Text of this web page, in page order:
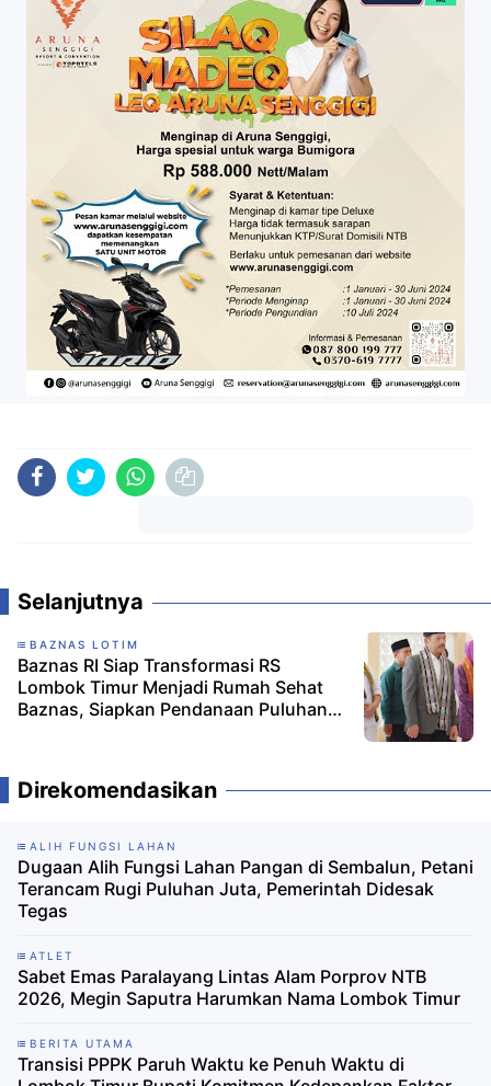
Selanjutnya
BAZNAS LOTIM
Baznas RI Siap Transformasi RS
Lombok Timur Menjadi Rumah Sehat
Baznas, Siapkan Pendanaan Puluhan
Direkomendasikan
ALIH FUNGSI LAHAN
Dugaan Alih Fungsi Lahan Pangan di Sembalun, Petani
Terancam Rugi Puluhan Juta, Pemerintah Didesak
Tegas
ATLET
Sabet Emas Paralayang Lintas Alam Porprov NTB
2026, Megin Saputra Harumkan Nama Lombok Timur
BERITA UTAMA
Transisi PPPK Paruh Waktu ke Penuh Waktu di